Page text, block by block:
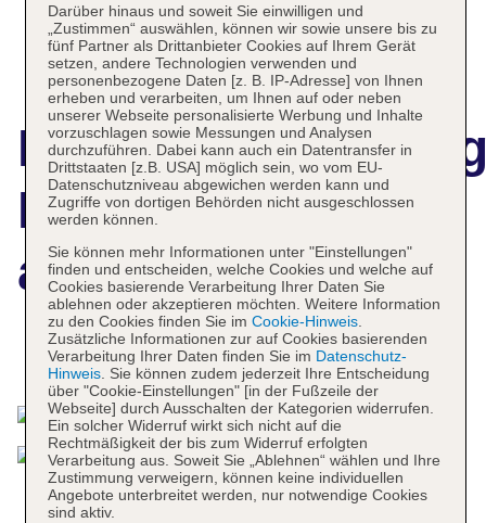
Hanoi Media Hotel
and Spa
Das bietet Ihre Unterkunft
Darüber hinaus und soweit Sie einwilligen und
„Zustimmen“ auswählen, können wir sowie unsere bis zu
fünf Partner als Drittanbieter Cookies auf Ihrem Gerät
setzen, andere Technologien verwenden und
personenbezogene Daten [z. B. IP-Adresse] von Ihnen
erheben und verarbeiten, um Ihnen auf oder neben
unserer Webseite personalisierte Werbung und Inhalte
vorzuschlagen sowie Messungen und Analysen
durchzuführen. Dabei kann auch ein Datentransfer in
Drittstaaten [z.B. USA] möglich sein, wo vom EU-
Datenschutzniveau abgewichen werden kann und
Zugriffe von dortigen Behörden nicht ausgeschlossen
werden können.
Sie können mehr Informationen unter "Einstellungen"
finden und entscheiden, welche Cookies und welche auf
Cookies basierende Verarbeitung Ihrer Daten Sie
ablehnen oder akzeptieren möchten. Weitere Information
zu den Cookies finden Sie im Cookie-Hinweis.
Zusätzliche Informationen zur auf Cookies basierenden
Verarbeitung Ihrer Daten finden Sie im Datenschutz-
Hinweis. Sie können zudem jederzeit Ihre Entscheidung
über "Cookie-Einstellungen" [in der Fußzeile der
Webseite] durch Ausschalten der Kategorien widerrufen.
Ein solcher Widerruf wirkt sich nicht auf die
Rechtmäßigkeit der bis zum Widerruf erfolgten
Verarbeitung aus. Soweit Sie „Ablehnen“ wählen und Ihre
Zustimmung verweigern, können keine individuellen
Angebote unterbreitet werden, nur notwendige Cookies
sind aktiv.